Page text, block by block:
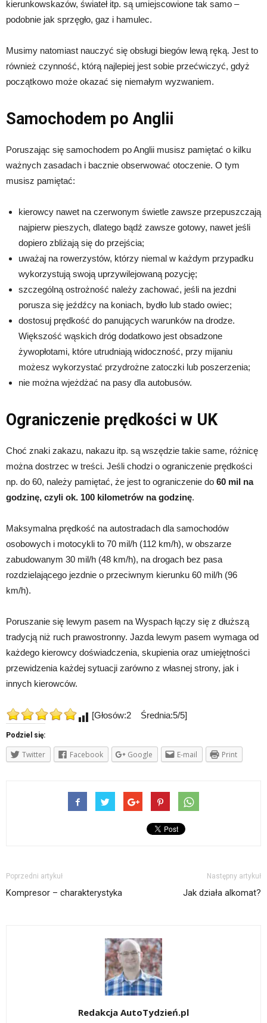
kierunkowskazów, świateł itp. są umiejscowione tak samo –
podobnie jak sprzęgło, gaz i hamulec.
Musimy natomiast nauczyć się obsługi biegów lewą ręką. Jest to
również czynność, którą najlepiej jest sobie przećwiczyć, gdyż
początkowo może okazać się niemałym wyzwaniem.
Samochodem po Anglii
Poruszając się samochodem po Anglii musisz pamiętać o kilku
ważnych zasadach i bacznie obserwować otoczenie. O tym
musisz pamiętać:
kierowcy nawet na czerwonym świetle zawsze przepuszczają
najpierw pieszych, dlatego bądź zawsze gotowy, nawet jeśli
dopiero zbliżają się do przejścia;
uważaj na rowerzystów, którzy niemal w każdym przypadku
wykorzystują swoją uprzywilejowaną pozycję;
szczególną ostrożność należy zachować, jeśli na jezdni
porusza się jeźdźcy na koniach, bydło lub stado owiec;
dostosuj prędkość do panujących warunków na drodze.
Większość wąskich dróg dodatkowo jest obsadzone
żywopłotami, które utrudniają widoczność, przy mijaniu
możesz wykorzystać przydrożne zatoczki lub poszerzenia;
nie można wjeżdżać na pasy dla autobusów.
Ograniczenie prędkości w UK
Choć znaki zakazu, nakazu itp. są wszędzie takie same, różnicę
można dostrzec w treści. Jeśli chodzi o ograniczenie prędkości
np. do 60, należy pamiętać, że jest to ograniczenie do 60 mil na
godzinę, czyli ok. 100 kilometrów na godzinę.
Maksymalna prędkość na autostradach dla samochodów
osobowych i motocykli to 70 mil/h (112 km/h), w obszarze
zabudowanym 30 mil/h (48 km/h), na drogach bez pasa
rozdzielającego jezdnie o przeciwnym kierunku 60 mil/h (96
km/h).
Poruszanie się lewym pasem na Wyspach łączy się z dłuższą
tradycją niż ruch prawostronny. Jazda lewym pasem wymaga od
każdego kierowcy doświadczenia, skupienia oraz umiejętności
przewidzenia każdej sytuacji zarówno z własnej strony, jak i
innych kierowców.
[Głosów:2 Średnia:5/5]
Podziel się:
Twitter Facebook Google E-mail Print
Poprzedni artykuł
Kompresor – charakterystyka
Następny artykuł
Jak działa alkomat?
Redakcja AutoTydzień.pl